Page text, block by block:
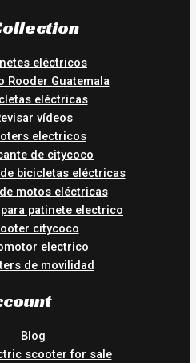
eléctricos
Rooder Guatemala
eléctricas
vídeos
electricos
de citycoco
bicicletas eléctricas
motos eléctricas
patinete electrico
citycoco
electrico
de movilidad
Blog
scooter for sale